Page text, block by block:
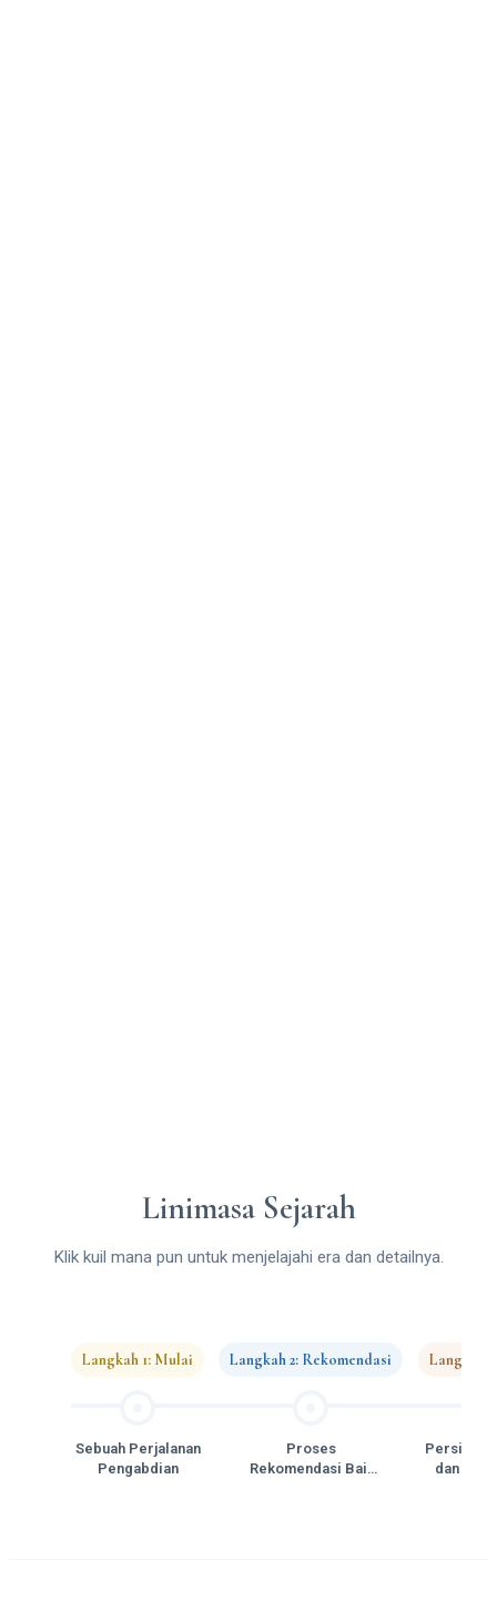
Linimasa Sejarah
Klik kuil mana pun untuk menjelajahi era dan detailnya.
Langkah 1: Mulai
Sebuah Perjalanan
Pengabdian
Langkah 2: Rekomendasi
Proses
Rekomendasi Bait
Langkah
Persiapan
dan